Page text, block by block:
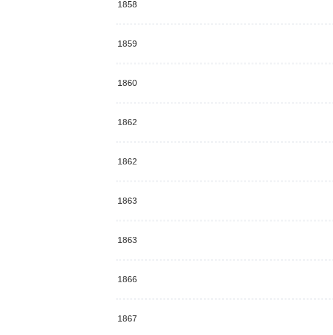
1858
1859
1860
1862
1862
1863
1863
1866
1867